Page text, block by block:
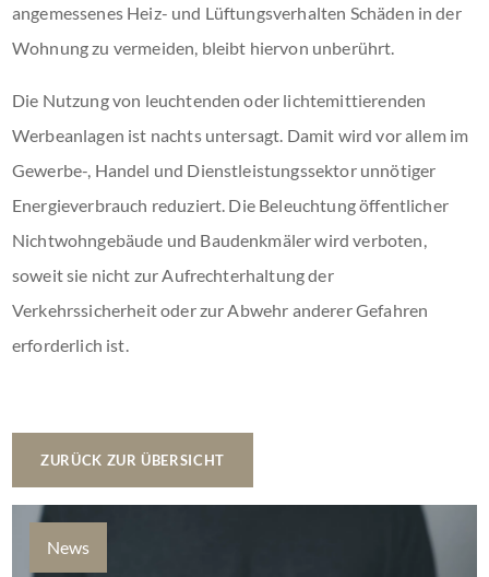
angemessenes Heiz- und Lüftungsverhalten Schäden in der
Wohnung zu vermeiden, bleibt hiervon unberührt.
Die Nutzung von leuchtenden oder lichtemittierenden
Werbeanlagen ist nachts untersagt. Damit wird vor allem im
Gewerbe-, Handel und Dienstleistungssektor unnötiger
Energieverbrauch reduziert. Die Beleuchtung öffentlicher
Nichtwohngebäude und Baudenkmäler wird verboten,
soweit sie nicht zur Aufrechterhaltung der
Verkehrssicherheit oder zur Abwehr anderer Gefahren
erforderlich ist.
ZURÜCK ZUR ÜBERSICHT
News